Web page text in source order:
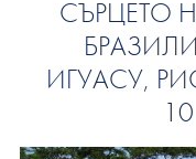
СЪРЦЕТО
ИГУАСУ,